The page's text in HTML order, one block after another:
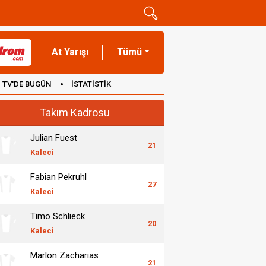
At Yarışı Tümü
TV'DE BUGÜN İSTATİSTİK
Takım Kadrosu
Julian Fuest
Kaleci
21
Fabian Pekruhl
Kaleci
27
Timo Schlieck
Kaleci
20
Marlon Zacharias
21